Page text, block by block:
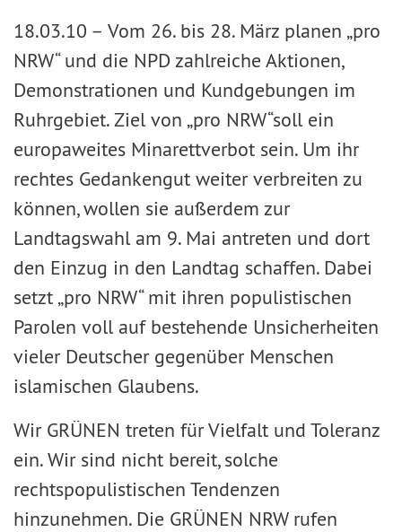
18.03.10 – Vom 26. bis 28. März planen „pro
NRW“ und die NPD zahlreiche Aktionen,
Demonstrationen und Kundgebungen im
Ruhrgebiet. Ziel von „pro NRW“soll ein
europaweites Minarettverbot sein. Um ihr
rechtes Gedankengut weiter verbreiten zu
können, wollen sie außerdem zur
Landtagswahl am 9. Mai antreten und dort
den Einzug in den Landtag schaffen. Dabei
setzt „pro NRW“ mit ihren populistischen
Parolen voll auf bestehende Unsicherheiten
vieler Deutscher gegenüber Menschen
islamischen Glaubens.
Wir GRÜNEN treten für Vielfalt und Toleranz
ein. Wir sind nicht bereit, solche
rechtspopulistischen Tendenzen
hinzunehmen. Die GRÜNEN NRW rufen